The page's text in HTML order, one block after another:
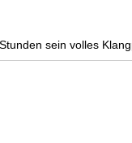
sein volles